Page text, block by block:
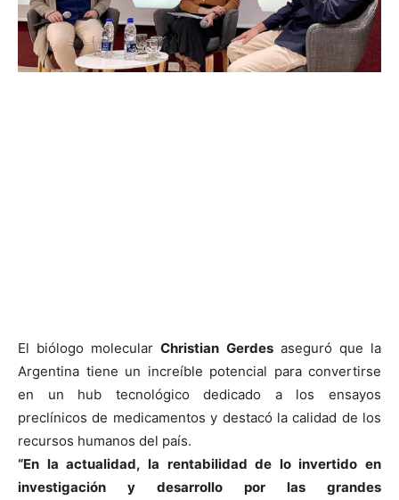
El biólogo molecularChristian Gerdesaseguró que la
Argentina tiene un increíble potencial para convertirse
en un hub tecnológico dedicado a los ensayos
preclínicos de medicamentos y destacó la calidad de los
recursos humanos del país.
“En la actualidad, la rentabilidad de lo invertido en
investigación y desarrollo por las grandes